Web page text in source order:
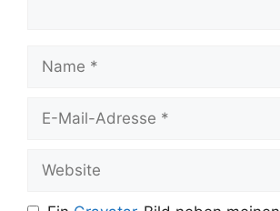
Name
Website